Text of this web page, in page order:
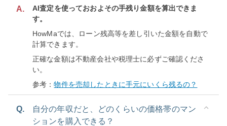
A.
AI査定を使っておおよその手残り金額を算出できま
す。
HowMaでは、ローン残高等を差し引いた金額を自動で
計算できます。
正確な金額は不動産会社や税理士に必ずご確認くださ
い。
参考：物件を売却したときに手元にいくら残るの？
Q.
自分の年収だと、どのくらいの価格帯のマン
ションを購入できる？